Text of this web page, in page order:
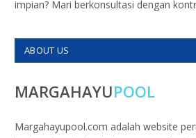
impian? Mari berkonsultasi dengan
ABOUT US
MARGAHAYUPOOL
Margahayupool.com adalah website